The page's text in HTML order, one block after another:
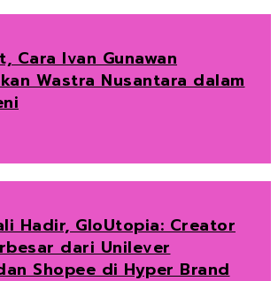
Cara Ivan Gunawan
Wastra Nusantara dalam
Hadir, GloUtopia: Creator
dari Unilever
Shopee di Hyper Brand